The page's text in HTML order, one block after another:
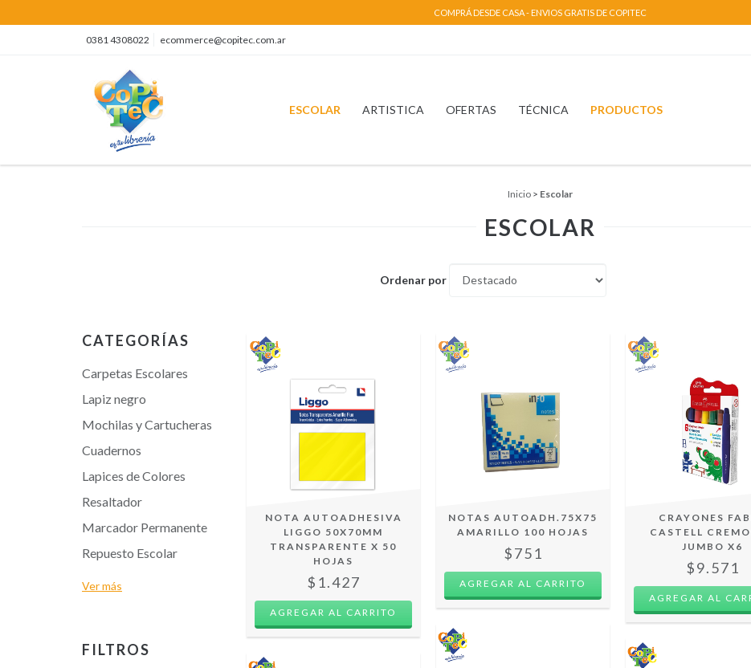
COMPRÁ DESDE CASA - ENVIOS GRATIS DE COPITEC
0381 4308022 ecommerce@copitec.com.ar
ESCOLAR ARTISTICA OFERTAS TÉCNICA PRODUCTOS
Inicio > Escolar
ESCOLAR
Ordenar por
CATEGORÍAS
Carpetas Escolares
Lapiz negro
Mochilas y Cartucheras
Cuadernos
Lapices de Colores
Resaltador
Marcador Permanente
Repuesto Escolar
Ver más
FILTROS
NOTA AUTOADHESIVA
LIGGO 50X70MM
TRANSPARENTE X 50
HOJAS
$1.427
AGREGAR AL CARRITO
NOTAS AUTOADH.75X75
AMARILLO 100 HOJAS
$751
CRAYONES
CASTELL
JUMBO X6
$9.571